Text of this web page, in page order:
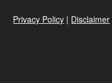
Privacy Policy | Disclaimer